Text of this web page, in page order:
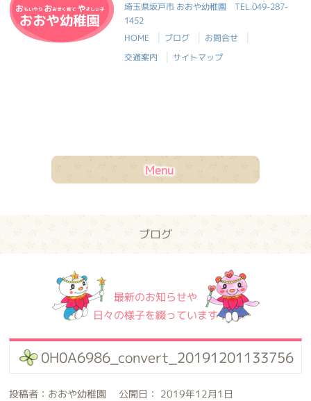
おおや幼稚園
埼玉県坂戸市 おおや幼稚園TEL.049-287-
1452
HOME | ブログ | お問合せ |
交通案内 | サイトマップ
Menu
ブログ
最新のお知らせや
日々の様子を綴っています
0H0A6986_convert_20191201133756
投稿者：おおや幼稚園 公開日： 2019年12月1日